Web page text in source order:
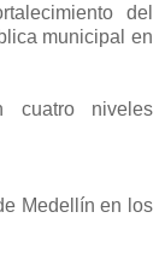
del
municipal en
cuatro niveles
Medellín en los